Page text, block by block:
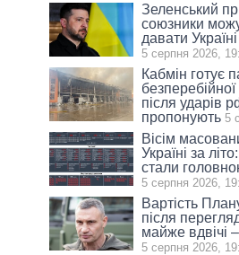
Зеленський
союзники
давати
5 серпня 2026,
Кабмін готує
після ударів
пропонують 5
Вісім
Україні за
стали
5 серпня 2026,
Вартість
після
майже вдвічі
5 серпня 2026,